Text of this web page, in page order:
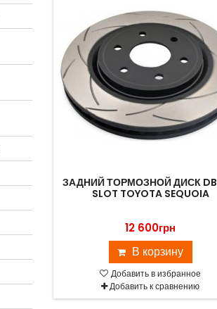
ЗАДНИЙ ТОРМОЗНОЙ ДИСК
SLOT TOYOTA SEQUOIA
12 600грн
В корзину
Добавить в избранное
Добавить к сравнению